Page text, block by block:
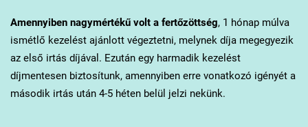
Amennyiben nagymértékű volt a fertőzöttség, 1 hónap múlva
ismétlő kezelést ajánlott végeztetni, melynek díja megegyezik
az első irtás díjával. Ezután egy harmadik kezelést
díjmentesen biztosítunk, amennyiben erre vonatkozó igényét a
második irtás után 4-5 héten belül jelzi nekünk.